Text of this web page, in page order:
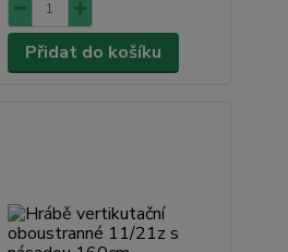
Přidat do košíku